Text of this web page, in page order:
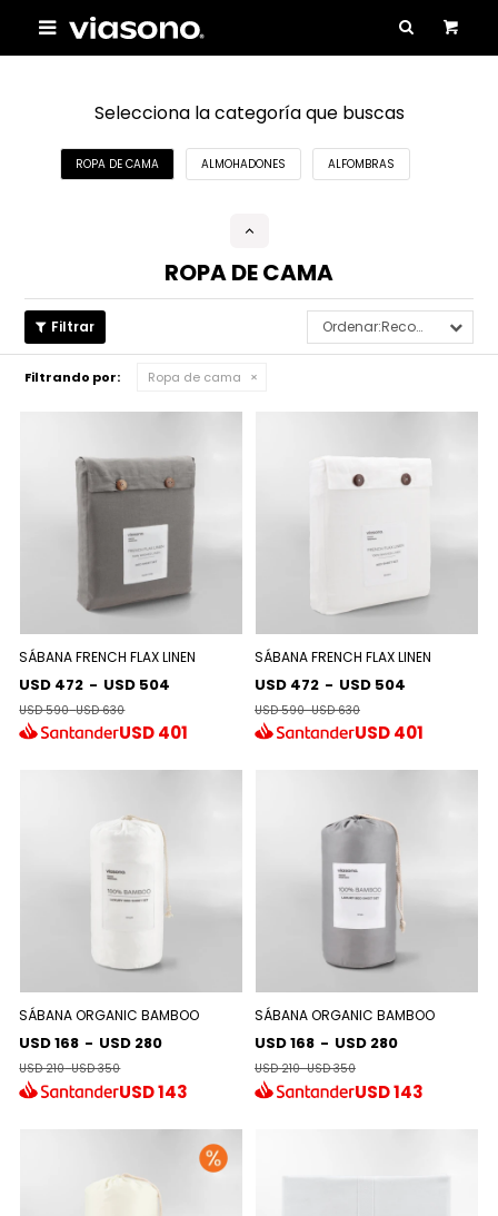

Selecciona la categoría que buscas
ROPA DE CAMA ALMOHADONES ALFOMBRAS
ROPA DE CAMA
Recomendados
Filtrando por: Ropa de cama
SÁBANA FRENCH FLAX LINEN
USD 472 - USD 504
USD 590-USD 630
USD401
SÁBANA FRENCH FLAX LINEN
USD 472 - USD 504
USD 590-USD 630
USD401
SÁBANA ORGANIC BAMBOO
USD 168 - USD 280
USD 210-USD 350
USD143
SÁBANA ORGANIC BAMBOO
USD 168 - USD 280
USD 210-USD 350
USD143